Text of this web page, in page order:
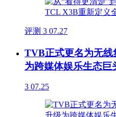
评测 3 07.27
TVB正式更名为无线
为跨媒体娱乐生态巨
3 07.25